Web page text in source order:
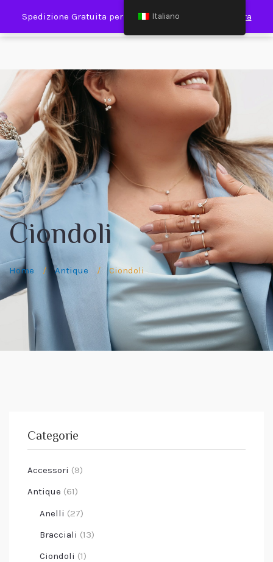
Spedizione Gratuita per Spesa Minima €120,00 Ignora
Ciondoli
Home / Antique / Ciondoli
Categorie
Accessori (9)
Antique (61)
Anelli (27)
Bracciali (13)
Ciondoli (1)
Italiano